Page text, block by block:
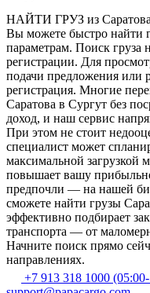
НАЙТИ ГРУЗ из
Вы можете быстро найти
параметрам. Поиск груза
регистрации. Для
подачи предложения или
регистрация. Многие
Саратова в Сургут без
доход, и наш сервис
При этом не стоит
специалист может
максимальной загрузкой
повышает вашу
предпочли — на нашей
сможете найти грузы
эффективно подбирает
транспорта — от
Начните поиск прямо
направлениях.
+7 913 318 1000